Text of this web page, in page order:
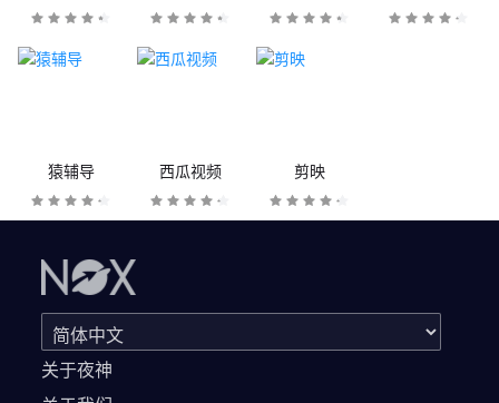
猿辅导 西瓜视频 剪映
关于夜神